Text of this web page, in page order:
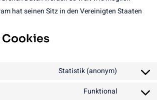
hat seinen Sitz in den Vereinigten Staaten
Cookies
Statistik (anonym) Consent
elementor
Funktional Consent